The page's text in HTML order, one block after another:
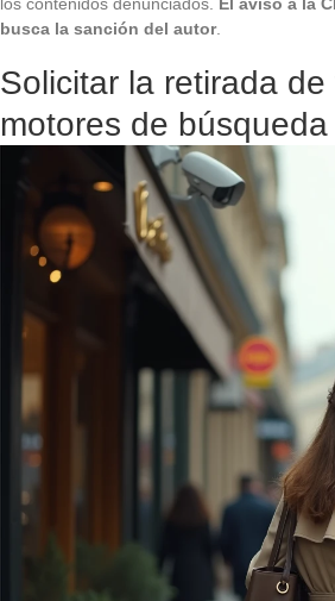
los contenidos denunciados. El aviso a la
busca la sanción del autor.
Solicitar la retirada
motores de búsqueda